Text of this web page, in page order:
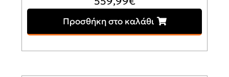
Προσθήκη στο καλάθι